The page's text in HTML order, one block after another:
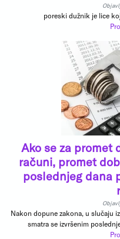
poreski dužnik je lice
Ako se za promet
računi, promet
poslednjeg dana
Nakon dopune zakona, u slučaju
smatra se izvršenim